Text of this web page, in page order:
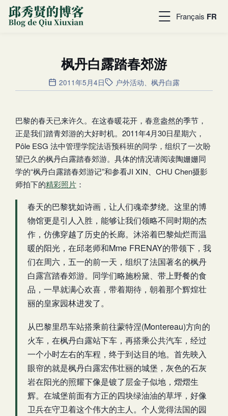
Français FR
枫丹白露踏春郊游
2011年5月4日 户外活动 、枫丹白露
巴黎的春天已来许久。在这春暖花开，春意盎然的季节，
正是我们踏青郊游的大好时机。2011年4月30日星期六，
Pôle ESG 法中管理学院法语预科班的同学，组织了一次盼
望已久的枫丹白露踏春郊游。具体的情况请阅读陶姗姗同
学的“枫丹白露踏春郊游记”和参看JI XIN、CHU Chen摄影
师拍下的精彩照片 ：
春天的巴黎犹如诗画，让人们魂牵梦绕。这里的博
物馆更是引人入胜，能够让我们领略不同时期的杰
作，仿佛穿越了历史的长廊。沐浴着巴黎灿烂而温
暖的阳光，在邱老师和Mme FRENAY的带领下，我
们在周六，五一的前一天，组织了法国著名的枫丹
白露宫踏春郊游。同学们略施粉黛、带上野餐的食
品，一早就满心欢喜，带着期待，朝着那个辉煌壮
丽的皇家园林进发了。
从巴黎里昂车站搭乘前往蒙特涅(Montereau)方向的
火车，在枫丹白露站下车，再搭乘公共汽车，经过
一个小时左右的车程，终于到达目的地。首先映入
眼帘的就是枫丹白露宏伟壮丽的城堡，灰色的石灰
岩在阳光的照耀下像是镀了层金子似地，熠熠生
辉。在城堡前面有方正的四块绿油油的草坪，好像
卫兵在守卫着这个伟大的主人。个人觉得法国的园